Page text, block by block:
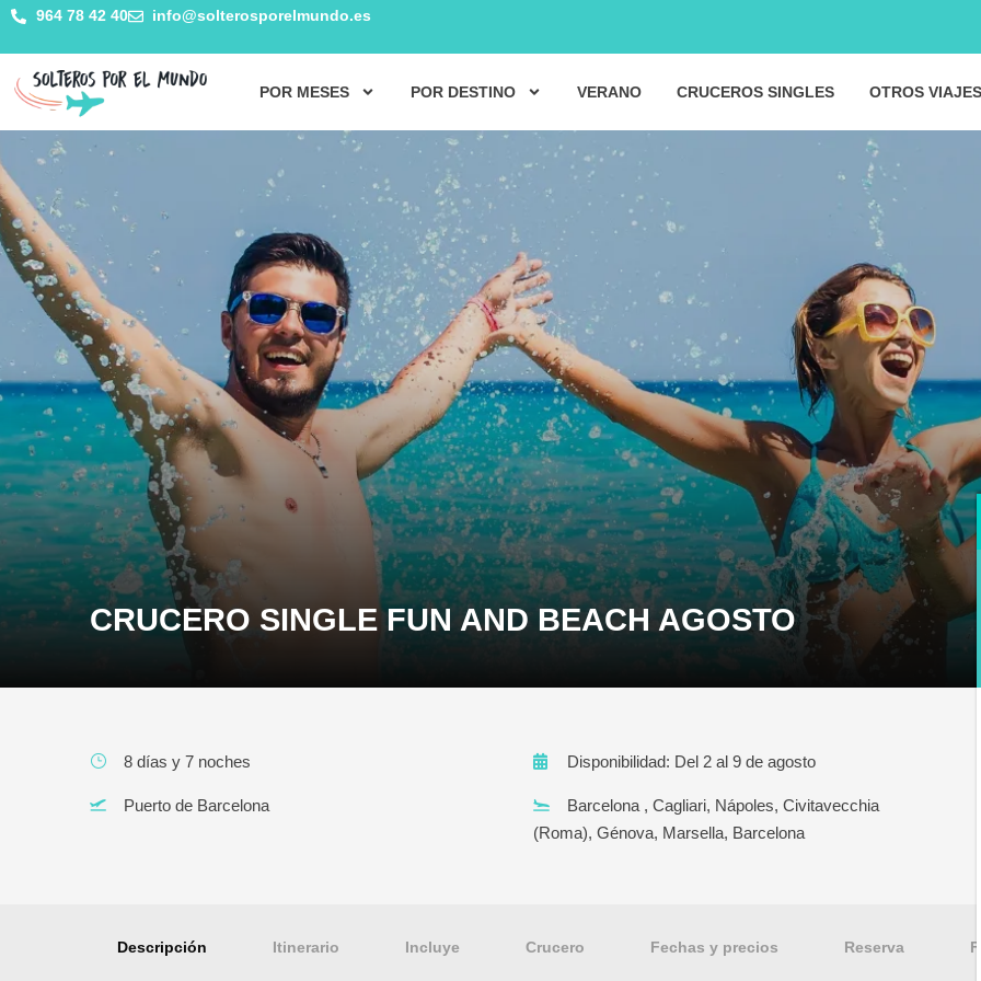
964 78 42 40 info@solterosporelmundo.es
POR MESES POR DESTINO VERANO CRUCEROS SINGLES OTROS VIAJES
CRUCERO SINGLE FUN AND BEACH AGOSTO
8 días y 7 noches Disponibilidad: Del 2 al 9 de agosto
Puerto de Barcelona
Barcelona , Cagliari, Nápoles, Civitavecchia
(Roma), Génova, Marsella, Barcelona
Descripción Itinerario Incluye Crucero Fechas y precios Reserva